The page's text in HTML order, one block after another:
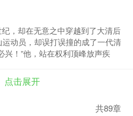
，却在无意之中穿越到了大清后
动员，却误打误撞的成了一代清
兴！”他，站在权利顶峰放声疾
突破一层层的束缚，奋力扭转着
清首富，打得小日本钻进了日本
点击展开
共89章